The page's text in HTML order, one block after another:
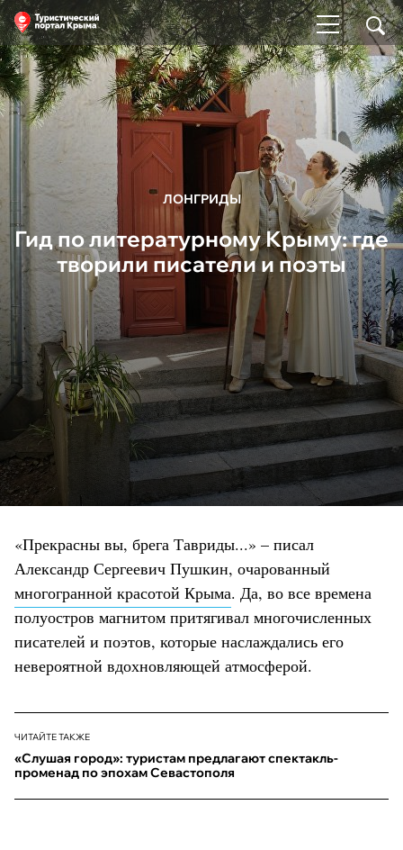
ЛОНГРИДЫ
Гид по литературному Крыму: где
творили писатели и поэты
«Прекрасны вы, брега Тавриды...» – писал
Александр Сергеевич Пушкин, очарованный
многогранной красотой Крыма. Да, во все времена
полуостров магнитом притягивал многочисленных
писателей и поэтов, которые наслаждались его
невероятной вдохновляющей атмосферой.
ЧИТАЙТЕ ТАКЖЕ
«Слушая город»: туристам предлагают спектакль-
променад по эпохам Севастополя